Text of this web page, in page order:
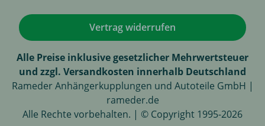
Vertrag widerrufen
Alle Preise inklusive gesetzlicher Mehrwertsteuer
und zzgl. Versandkosten innerhalb Deutschland
Rameder Anhängerkupplungen und Autoteile GmbH |
rameder.de
Alle Rechte vorbehalten. | © Copyright 1995-2026